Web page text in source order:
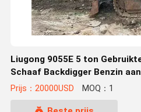
Liugong 9055E 5 ton
Schaaf Backdigger Benzin
Prijs：20000USD MOQ：1